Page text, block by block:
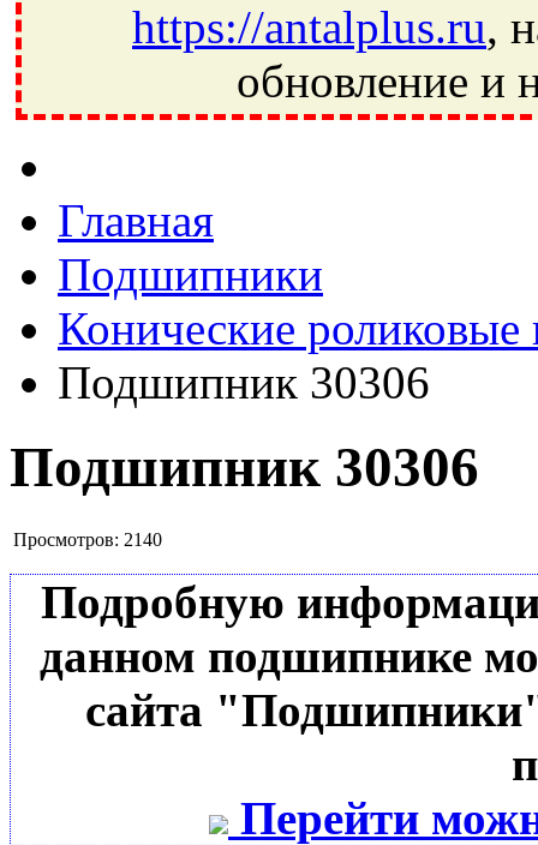
https://antalplus.ru,
обновление и
Ивантеевка, подшипники, пневматика, метизы, техника,
Главная
Подшипники
Конические
Подшипник 30306
Подшипник 30306
Просмотров: 2140
Подробную
данном подшипнике
сайта
Перейти